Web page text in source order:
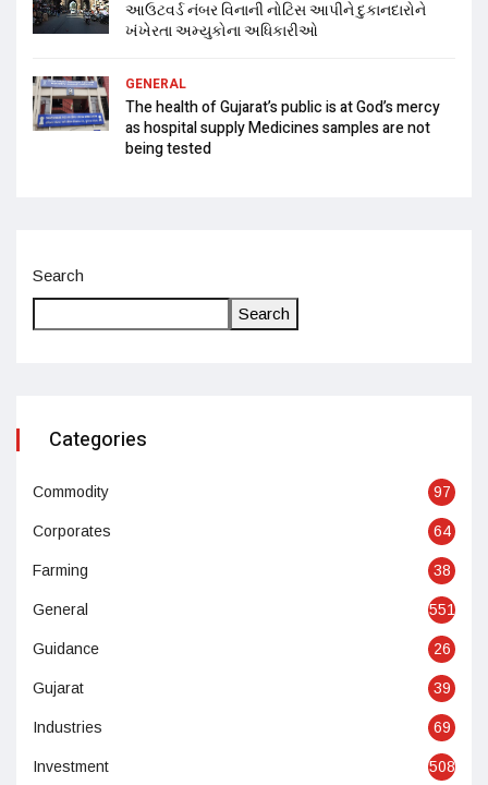
આઉટવર્ડ નંબર વિનાની નોટિસ આપીને દુકાનદારોને
ખંખેરતા અમ્યુકોના અધિકારીઓ
GENERAL
The health of Gujarat’s public is at God’s mercy
as hospital supply Medicines samples are not
being tested
Search
Search
Categories
Commodity 97
Corporates 64
Farming 38
General 551
Guidance 26
Gujarat 39
Industries 69
Investment 508